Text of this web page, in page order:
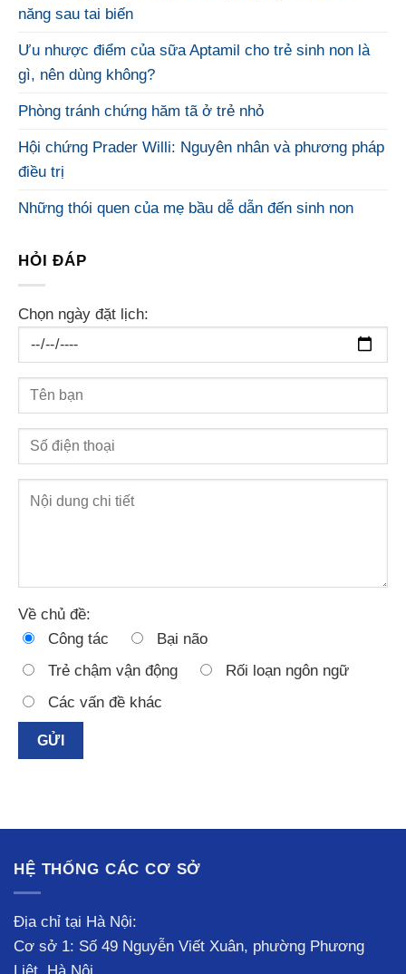
năng sau tai biến
Ưu nhược điểm của sữa Aptamil cho trẻ sinh non là
gì, nên dùng không?
Phòng tránh chứng hăm tã ở trẻ nhỏ
Hội chứng Prader Willi: Nguyên nhân và phương pháp
điều trị
Những thói quen của mẹ bầu dễ dẫn đến sinh non
HỎI ĐÁP
Chọn ngày đặt lịch:
Về chủ đề:
Công tác
Bại não
Trẻ chậm vận động
Rối loạn ngôn ngữ
Các vấn đề khác
HỆ THỐNG CÁC CƠ SỞ
Địa chỉ tại Hà Nội:
Cơ sở 1: Số 49 Nguyễn Viết Xuân, phường Phương